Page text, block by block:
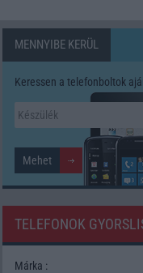
MENNYIBE KERÜL
Keressen a telefonboltok
TELEFONOK
Márka :